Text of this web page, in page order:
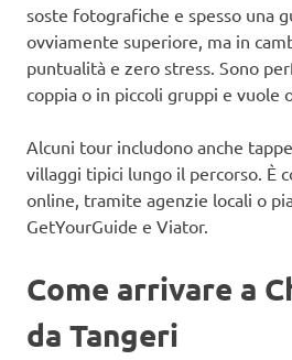
soste fotografiche e spesso una
ovviamente superiore, ma in
puntualità e zero stress. Sono
coppia o in piccoli gruppi e vuole
Alcuni tour includono anche
villaggi tipici lungo il percorso. È
online, tramite agenzie locali o
GetYourGuide e Viator.
Come arrivare a
da Tangeri